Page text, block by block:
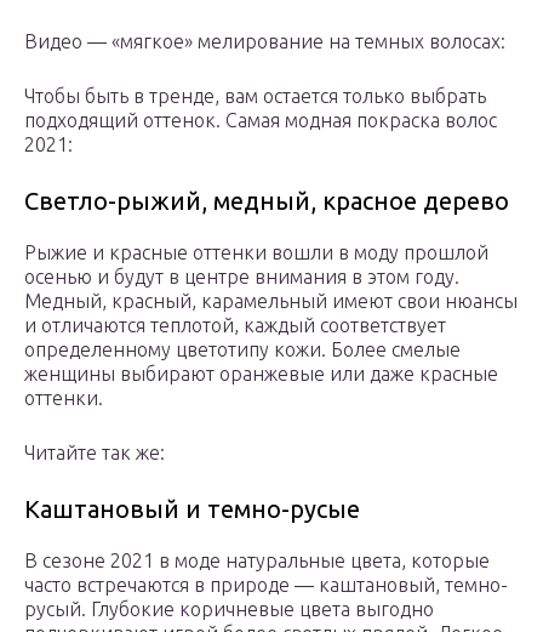
Видео — «мягкое» мелирование на темных волосах:
Чтобы быть в тренде, вам остается только выбрать
подходящий оттенок. Самая модная покраска волос
2021:
Светло-рыжий, медный, красное дерево
Рыжие и красные оттенки вошли в моду прошлой
осенью и будут в центре внимания в этом году.
Медный, красный, карамельный имеют свои нюансы
и отличаются теплотой, каждый соответствует
определенному цветотипу кожи. Более смелые
женщины выбирают оранжевые или даже красные
оттенки.
Читайте так же:
Каштановый и темно-русые
В сезоне 2021 в моде натуральные цвета, которые
часто встречаются в природе — каштановый, темно-
русый. Глубокие коричневые цвета выгодно